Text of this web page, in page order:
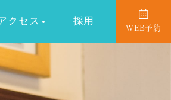
クセス 採用
WEB予約